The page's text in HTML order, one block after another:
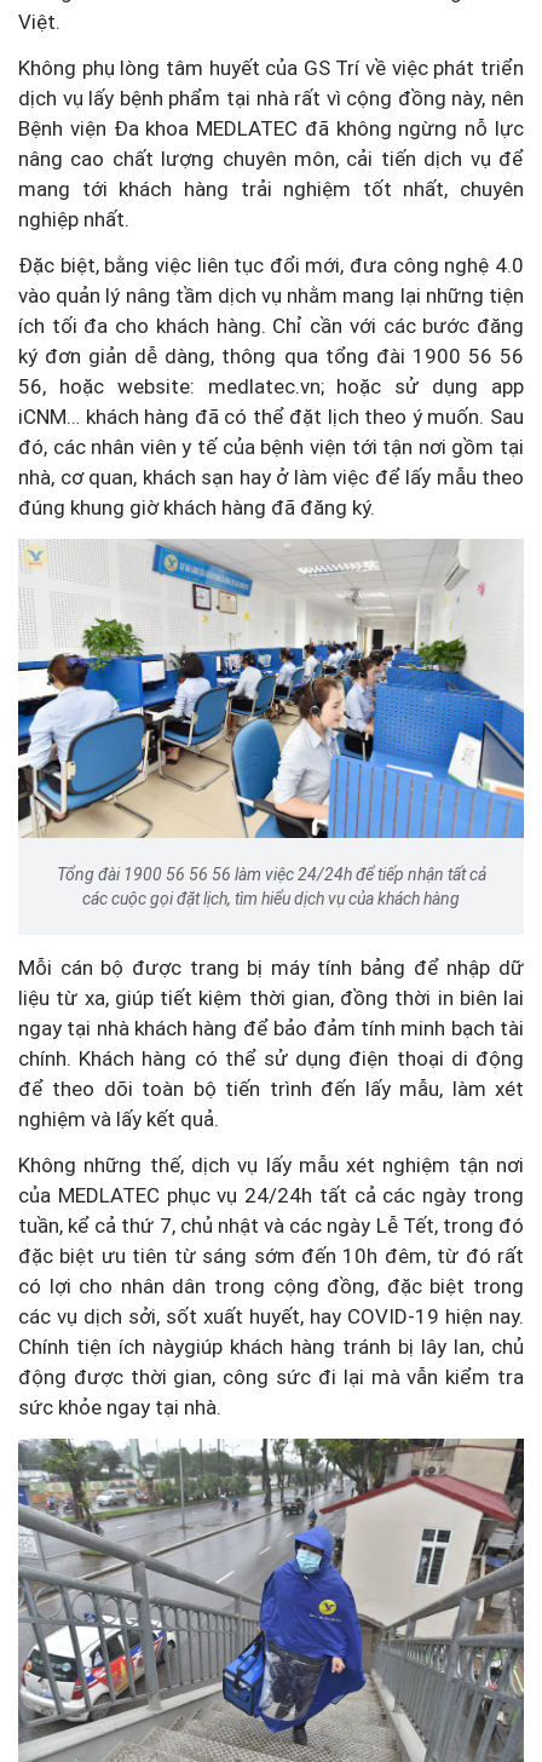
Việt.
Không phụ lòng tâm huyết của GS Trí về việc phát triển
dịch vụ lấy bệnh phẩm tại nhà rất vì cộng đồng này, nên
Bệnh viện Đa khoa MEDLATEC đã không ngừng nỗ lực
nâng cao chất lượng chuyên môn, cải tiến dịch vụ để
mang tới khách hàng trải nghiệm tốt nhất, chuyên
nghiệp nhất.
Đặc biệt, bằng việc liên tục đổi mới, đưa công nghệ 4.0
vào quản lý nâng tầm dịch vụ nhằm mang lại những tiện
ích tối đa cho khách hàng. Chỉ cần với các bước đăng
ký đơn giản dễ dàng, thông qua tổng đài 1900 56 56
56, hoặc website: medlatec.vn; hoặc sử dụng app
iCNM… khách hàng đã có thể đặt lịch theo ý muốn. Sau
đó, các nhân viên y tế của bệnh viện tới tận nơi gồm tại
nhà, cơ quan, khách sạn hay ở làm việc để lấy mẫu theo
đúng khung giờ khách hàng đã đăng ký.
Tổng đài 1900 56 56 56 làm việc 24/24h để tiếp nhận tất cả
các cuộc gọi đặt lịch, tìm hiểu dịch vụ của khách hàng
Mỗi cán bộ được trang bị máy tính bảng để nhập dữ
liệu từ xa, giúp tiết kiệm thời gian, đồng thời in biên lai
ngay tại nhà khách hàng để bảo đảm tính minh bạch tài
chính. Khách hàng có thể sử dụng điện thoại di động
để theo dõi toàn bộ tiến trình đến lấy mẫu, làm xét
nghiệm và lấy kết quả.
Không những thế, dịch vụ lấy mẫu xét nghiệm tận nơi
của MEDLATEC phục vụ 24/24h tất cả các ngày trong
tuần, kể cả thứ 7, chủ nhật và các ngày Lễ Tết, trong đó
đặc biệt ưu tiên từ sáng sớm đến 10h đêm, từ đó rất
có lợi cho nhân dân trong cộng đồng, đặc biệt trong
các vụ dịch sởi, sốt xuất huyết, hay COVID-19 hiện nay.
Chính tiện ích nàygiúp khách hàng tránh bị lây lan, chủ
động được thời gian, công sức đi lại mà vẫn kiểm tra
sức khỏe ngay tại nhà.